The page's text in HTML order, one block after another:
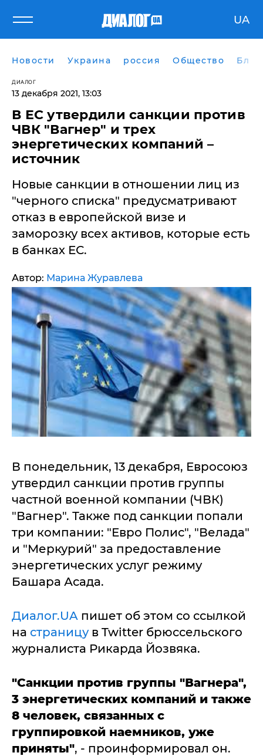
UA
Новости Украина россия Общество
ДИАЛОГ
13 декабря 2021, 13:03
В ЕС утвердили санкции против
ЧВК "Вагнер" и трех
энергетических компаний –
источник
Новые санкции в отношении лиц из
"черного списка" предусматривают
отказ в европейской визе и
заморозку всех активов, которые есть
в банках ЕС.
Автор: Марина Журавлева
В понедельник, 13 декабря, Евросоюз
утвердил санкции против группы
частной военной компании (ЧВК)
"Вагнер". Также под санкции попали
три компании: "Евро Полис", "Велада"
и "Меркурий" за предоставление
энергетических услуг режиму
Башара Асада.
Диалог.UA пишет об этом со ссылкой
на страницув Twitter брюссельского
журналиста Рикарда Йозвяка.
"Санкции против группы "Вагнера",
3 энергетических компаний и также
8 человек, связанных с
группировкой наемников, уже
приняты", - проинформировал он.